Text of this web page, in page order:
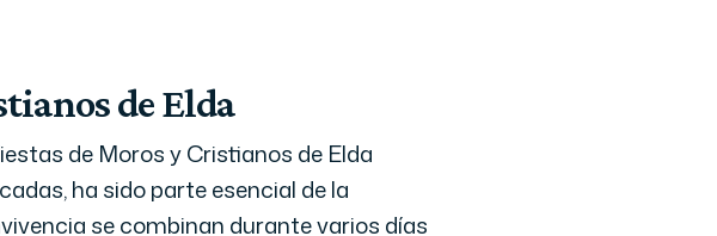
de Elda
de Moros y Cristianos de Elda
ha sido parte esencial de la
se combinan durante varios días